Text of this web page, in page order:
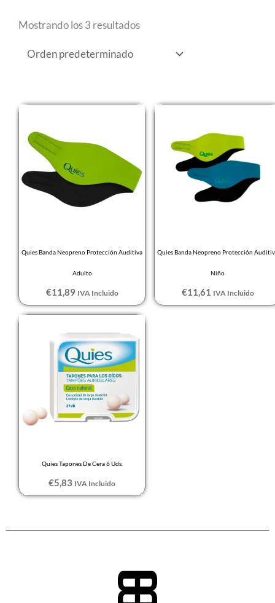
Mostrando los 3 resultados
Quies Banda Neopreno Protección Auditiva
Adulto
€11,89 IVA Incluido
Quies Banda Neopreno Protección
Niño
€11,61 IVA Incluido
Quies Tapones De Cera 6 Uds.
€5,83 IVA Incluido